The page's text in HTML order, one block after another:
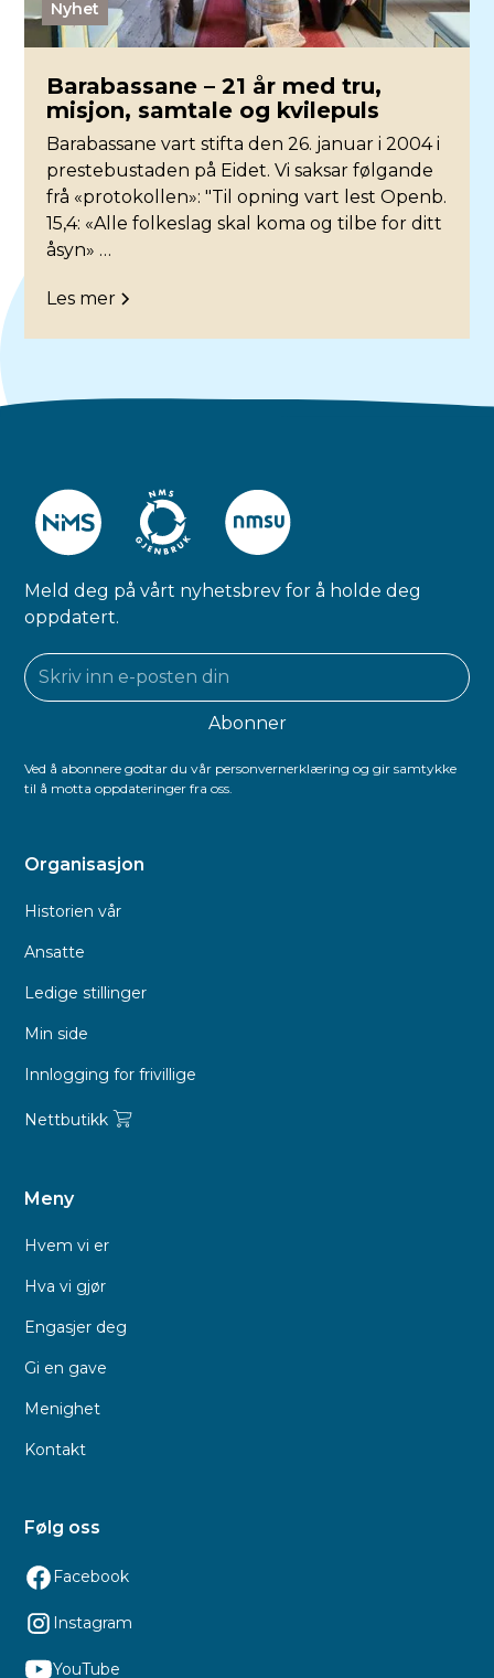
Nyhet
Barabassane – 21 år med tru,
misjon, samtale og kvilepuls
Barabassane vart stifta den 26. januar i 2004 i
prestebustaden på Eidet. Vi saksar følgande
frå «protokollen»: "Til opning vart lest Openb.
15,4: «Alle folkeslag skal koma og tilbe for ditt
åsyn» …
Les mer
Meld deg på vårt nyhetsbrev for å holde deg
oppdatert.
Ved å abonnere godtar du vår personvernerklæring og gir samtykke
til å motta oppdateringer fra oss.
Organisasjon
Historien vår
Ansatte
Ledige stillinger
Min side
Innlogging for frivillige
Nettbutikk
Meny
Hvem vi er
Hva vi gjør
Engasjer deg
Gi en gave
Menighet
Kontakt
Følg oss
Facebook
Instagram
YouTube